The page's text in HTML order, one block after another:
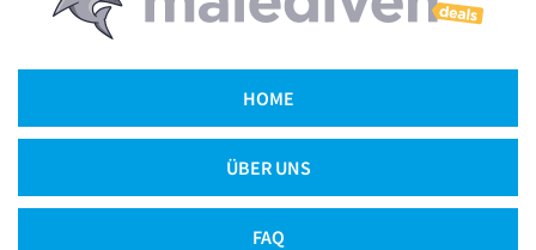
HOME
ÜBER UNS
FAQ